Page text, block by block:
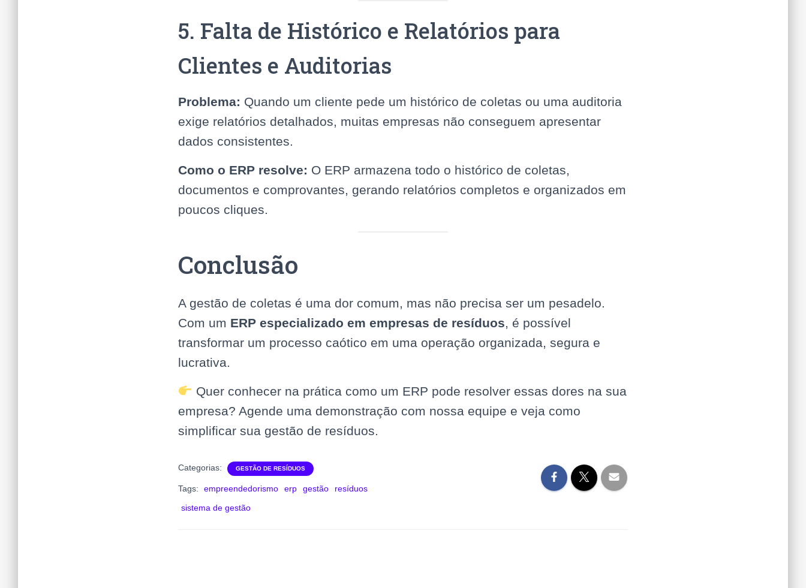
5. Falta de Histórico e Relatórios para
Clientes e Auditorias
Problema: Quando um cliente pede um histórico de coletas ou uma auditoria
exige relatórios detalhados, muitas empresas não conseguem apresentar
dados consistentes.
Como o ERP resolve: O ERP armazena todo o histórico de coletas,
documentos e comprovantes, gerando relatórios completos e organizados em
poucos cliques.
Conclusão
A gestão de coletas é uma dor comum, mas não precisa ser um pesadelo.
Com um ERP especializado em empresas de resíduos, é possível
transformar um processo caótico em uma operação organizada, segura e
lucrativa.
Quer conhecer na prática como um ERP pode resolver essas dores na sua
empresa? Agende uma demonstração com nossa equipe e veja como
simplificar sua gestão de resíduos.
Categorias: GESTÃO DE RESÍDUOS
Tags: empreendedorismo erp gestão
resíduos
sistema de gestão